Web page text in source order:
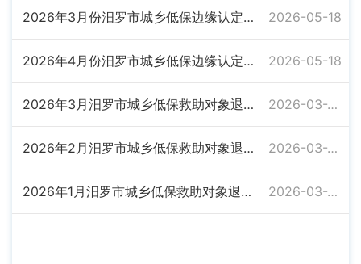
2026年3月份汨罗市城乡低保边缘认定对象公示名单 2026-05-18
2026年4月份汨罗市城乡低保边缘认定对象公示名单 2026-05-18
2026年3月汨罗市城乡低保救助对象退出公示名单 2026-03-27
2026年2月汨罗市城乡低保救助对象退出公示名单 2026-03-27
2026年1月汨罗市城乡低保救助对象退出公示名单 2026-03-27